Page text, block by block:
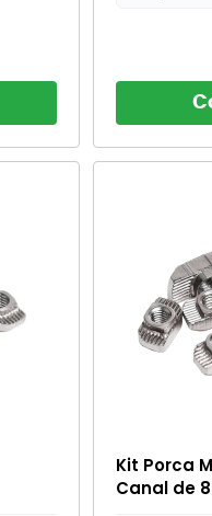
Kit Porca
Canal de